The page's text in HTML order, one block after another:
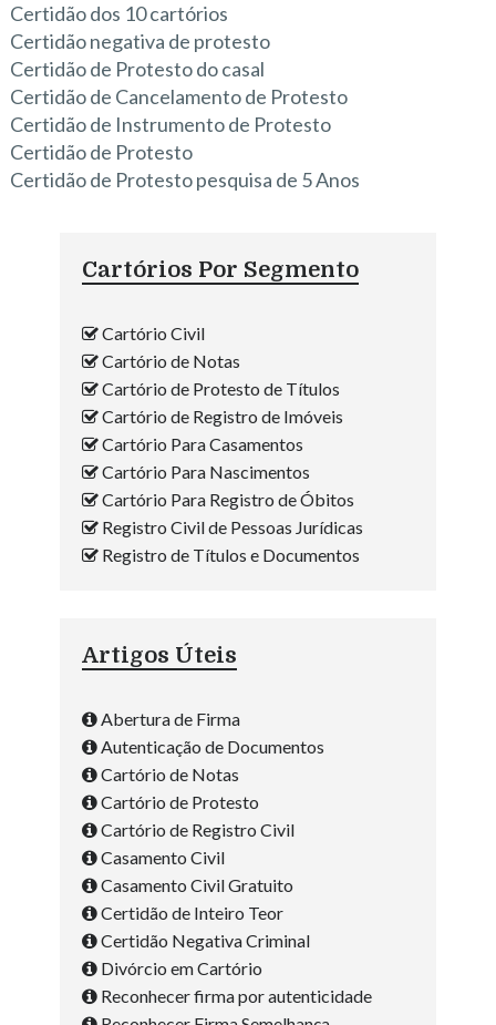
Certidão dos 10 cartórios
Certidão negativa de protesto
Certidão de Protesto do casal
Certidão de Cancelamento de Protesto
Certidão de Instrumento de Protesto
Certidão de Protesto
Certidão de Protesto pesquisa de 5 Anos
Cartórios Por Segmento
Cartório Civil
Cartório de Notas
Cartório de Protesto de Títulos
Cartório de Registro de Imóveis
Cartório Para Casamentos
Cartório Para Nascimentos
Cartório Para Registro de Óbitos
Registro Civil de Pessoas Jurídicas
Registro de Títulos e Documentos
Artigos Úteis
Abertura de Firma
Autenticação de Documentos
Cartório de Notas
Cartório de Protesto
Cartório de Registro Civil
Casamento Civil
Casamento Civil Gratuito
Certidão de Inteiro Teor
Certidão Negativa Criminal
Divórcio em Cartório
Reconhecer firma por autenticidade